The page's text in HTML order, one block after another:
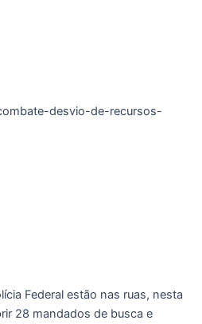
Federal estão nas ruas, nesta
28 mandados de busca e